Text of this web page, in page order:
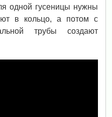
одной гусеницы нужны
в кольцо, а потом с
трубы создают